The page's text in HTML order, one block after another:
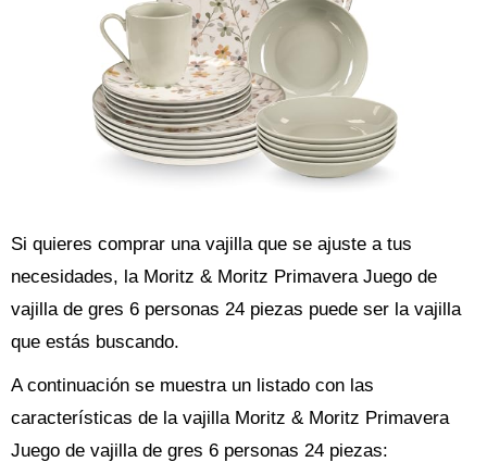
Si quieres comprar una vajilla que se ajuste a tus
necesidades, la Moritz & Moritz Primavera Juego de
vajilla de gres 6 personas 24 piezas puede ser la vajilla
que estás buscando.
A continuación se muestra un listado con las
características de la vajilla Moritz & Moritz Primavera
Juego de vajilla de gres 6 personas 24 piezas: